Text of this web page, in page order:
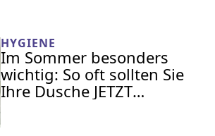
HYGIENE
Im Sommer besonders
wichtig: So oft sollten Sie
Ihre Dusche JETZT